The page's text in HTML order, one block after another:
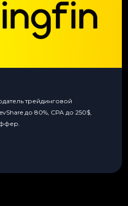
трейдинговой
до 80%, CPA до 250$,